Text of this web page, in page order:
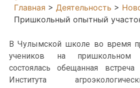
Главная > Деятельность >
Пришкольный опытный
В Чулымской школе во время
учеников на пришкольном
состоялась обещанная
Института